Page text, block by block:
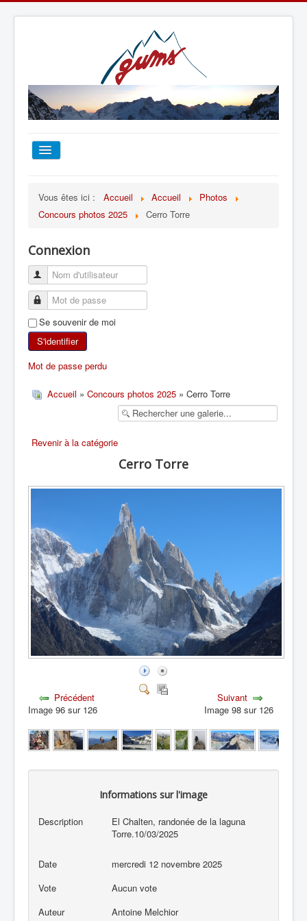
TOUT SUR LE GUMS
ESCALADE
ALPINISME
SKI DE RANDONNÉE
RANDONNÉE SPORTIVE
Vous êtes ici : Accueil Accueil
Photos
Concours photos 2025
Cerro Torre
Connexion
Se souvenir de moi
S'identifier
Mot de passe perdu
Accueil » Concours photos 2025 » Cerro Torre
Revenir à la catégorie
Cerro Torre
Précédent
Image 96 sur 126
Suivant
Image 98 sur 126
Informations sur l'image
Description
El Chalten, randonée de la laguna
Torre.10/03/2025
Date
mercredi 12 novembre 2025
Vote
Aucun vote
Auteur
Antoine Melchior